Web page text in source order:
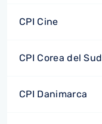
CPI Cine
CPI Corea del Sud
CPI Danimarca